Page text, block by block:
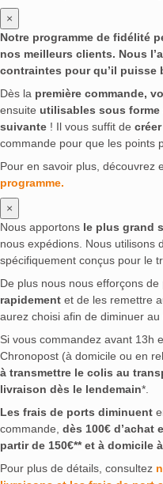
×
Notre programme de fidélité
nos meilleurs clients. Nous
contraintes pour qu’il puisse
Dès la première commande,
ensuite utilisables sous forme
suivante ! Il vous suffit de
commande pour que les points
Pour en savoir plus, découvrez
programme.
×
Nous apportons le plus grand
nous expédions. Nous utilisons
spécifiquement conçus pour le
De plus nous nous efforçons de
rapidement et de les remettre
aurez choisi afin de diminuer
Si vous commandez avant 13h
Chronopost (à domicile ou en
à transmettre le colis au
livraison dès le lendemain*.
Les frais de ports diminuent
commande, dès 100€ d’achat
partir de 150€** et à domicile
Pour plus de détails, consultez